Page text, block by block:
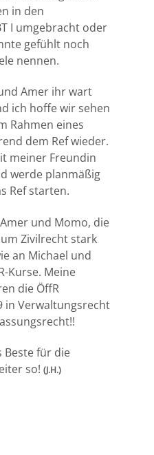
in den
I umgebracht oder
gefühlt noch
nennen.
Amer ihr wart
ich hoffe wir sehen
Rahmen eines
dem Ref wieder.
meiner Freundin
werde planmäßig
Ref starten.
und Momo, die
Zivilrecht stark
an Michael und
Kurse. Meine
die ÖffR
in Verwaltungsrecht
Beste für die
so!(J.H.)